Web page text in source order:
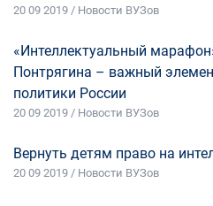
20 09 2019 / Новости ВУЗов
«Интеллектуальный
Понтрягина – важный
политики России
20 09 2019 / Новости ВУЗов
Вернуть детям право на
20 09 2019 / Новости ВУЗов